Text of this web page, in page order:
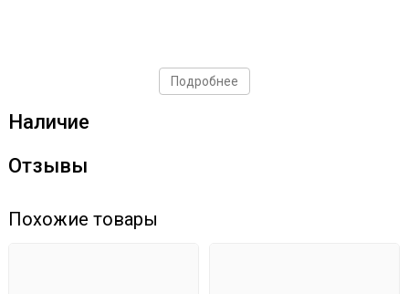
Подробнее
Наличие
Отзывы
Похожие товары